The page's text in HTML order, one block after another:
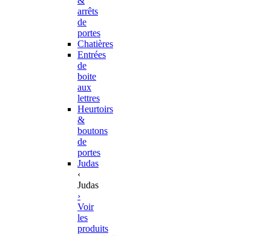
arrêts
de
portes
Chatières
Entrées
de
boite
aux
lettres
Heurtoirs
&
boutons
de
portes
Judas
‹
Judas
›
Voir
les
produits